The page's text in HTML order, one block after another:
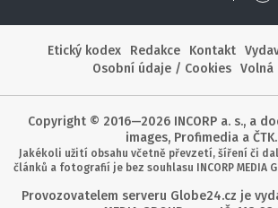
Etický kodex
Redakce Kontakt
Osobní údaje / Cookies
Volná
Copyright © 2016—2026 INCORP a. s., a
images, Profimedia a ČTK.
Jakékoli užití obsahu včetně převzetí, šíření či
článků a fotografií je bez souhlasu INCORP MEDIA
Provozovatelem serveru Globe24.cz je